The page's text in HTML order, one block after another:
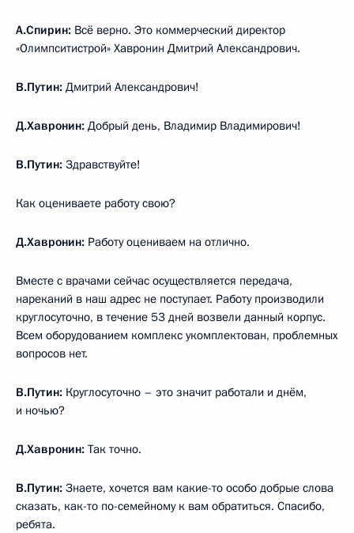
А.Спирин: Всё верно. Это коммерческий директор
«Олимпситистрой» Хавронин Дмитрий Александрович.
В.Путин: Дмитрий Александрович!
Д.Хавронин: Добрый день, Владимир Владимирович!
В.Путин: Здравствуйте!
Как оцениваете работу свою?
Д.Хавронин: Работу оцениваем на отлично.
Вместе с врачами сейчас осуществляется передача,
нареканий в наш адрес не поступает. Работу производили
круглосуточно, в течение 53 дней возвели данный корпус.
Всем оборудованием комплекс укомплектован, проблемных
вопросов нет.
В.Путин: Круглосуточно – это значит работали и днём,
и ночью?
Д.Хавронин: Так точно.
В.Путин: Знаете, хочется вам какие-то особо добрые слова
сказать, как-то по-семейному к вам обратиться. Спасибо,
ребята.